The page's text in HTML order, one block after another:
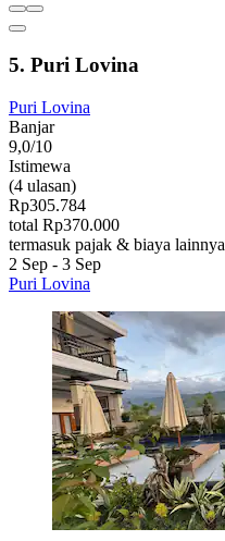
5. Puri Lovina
Puri Lovina
Banjar
9,0/10
Istimewa
(4 ulasan)
Rp305.784
total Rp370.000
termasuk pajak & biaya lainnya
2 Sep - 3 Sep
Puri Lovina